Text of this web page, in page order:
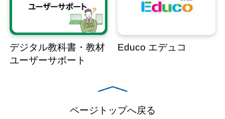
デジタル教科書・教材
ユーザーサポート
Educo エデュコ
ページトップへ戻る